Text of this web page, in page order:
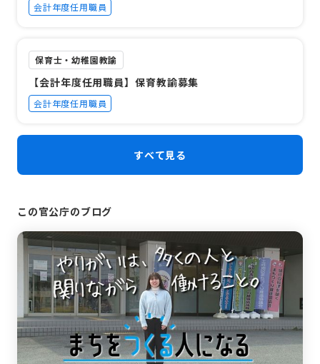
会計年度任用職員
保育士・幼稚園教諭
【会計年度任用職員】保育教諭募集
会計年度任用職員
すべて見る
この官公庁のブログ